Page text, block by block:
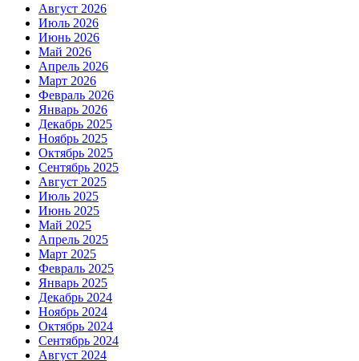
Август 2026
Июль 2026
Июнь 2026
Май 2026
Апрель 2026
Март 2026
Февраль 2026
Январь 2026
Декабрь 2025
Ноябрь 2025
Октябрь 2025
Сентябрь 2025
Август 2025
Июль 2025
Июнь 2025
Май 2025
Апрель 2025
Март 2025
Февраль 2025
Январь 2025
Декабрь 2024
Ноябрь 2024
Октябрь 2024
Сентябрь 2024
Август 2024